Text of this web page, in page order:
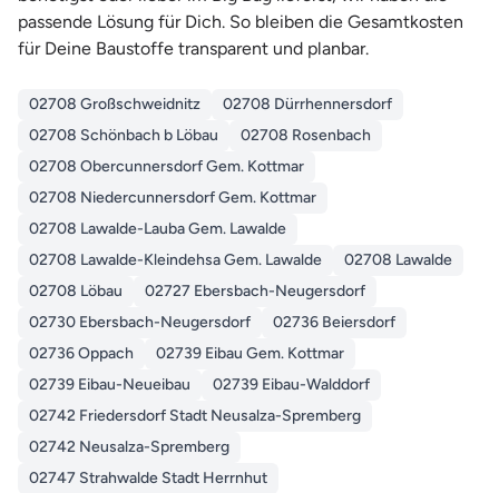
passende Lösung für Dich. So bleiben die Gesamtkosten
für Deine Baustoffe transparent und planbar.
02708 Großschweidnitz
02708 Dürrhennersdorf
02708 Schönbach b Löbau
02708 Rosenbach
02708 Obercunnersdorf Gem. Kottmar
02708 Niedercunnersdorf Gem. Kottmar
02708 Lawalde-Lauba Gem. Lawalde
02708 Lawalde-Kleindehsa Gem. Lawalde
02708 Lawalde
02708 Löbau
02727 Ebersbach-Neugersdorf
02730 Ebersbach-Neugersdorf
02736 Beiersdorf
02736 Oppach
02739 Eibau Gem. Kottmar
02739 Eibau-Neueibau
02739 Eibau-Walddorf
02742 Friedersdorf Stadt Neusalza-Spremberg
02742 Neusalza-Spremberg
02747 Strahwalde Stadt Herrnhut